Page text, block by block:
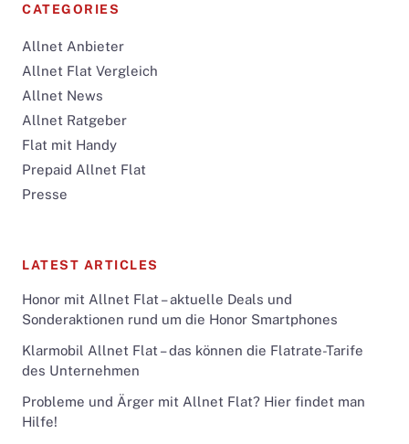
CATEGORIES
Allnet Anbieter
Allnet Flat Vergleich
Allnet News
Allnet Ratgeber
Flat mit Handy
Prepaid Allnet Flat
Presse
LATEST ARTICLES
Honor mit Allnet Flat – aktuelle Deals und
Sonderaktionen rund um die Honor Smartphones
Klarmobil Allnet Flat – das können die Flatrate-Tarife
des Unternehmen
Probleme und Ärger mit Allnet Flat? Hier findet man
Hilfe!